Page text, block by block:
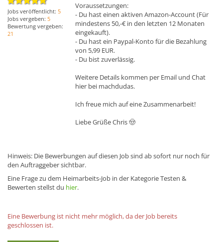
Jobs veröffentlicht: 5
Jobs vergeben: 5
Bewertung vergeben:
21
Voraussetzungen:
- Du hast einen aktiven Amazon-Account (Für
mindestens 50,-€ in den letzten 12 Monaten
eingekauft).
- Du hast ein Paypal-Konto für die Bezahlung
von 5,99 EUR.
- Du bist zuverlässig.
Weitere Details kommen per Email und Chat
hier bei machdudas.
Ich freue mich auf eine Zusammenarbeit!
Liebe Grüße Chris 🤠
Hinweis: Die Bewerbungen auf diesen Job sind ab sofort nur noch für
den Auftraggeber sichtbar.
Eine Frage zu dem Heimarbeits-Job in der Kategorie Testen &
Bewerten stellst du hier.
Eine Bewerbung ist nicht mehr möglich, da der Job bereits
geschlossen ist.